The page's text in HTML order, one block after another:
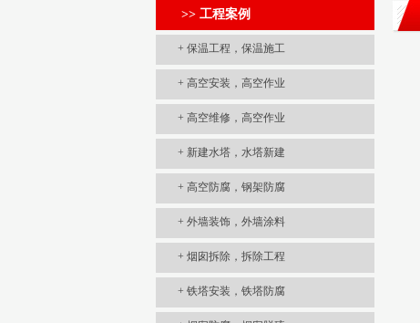
>> 工程案例
+ 保温工程，保温施工
+ 高空安装，高空作业
+ 高空维修，高空作业
+ 新建水塔，水塔新建
+ 高空防腐，钢架防腐
+ 外墙装饰，外墙涂料
+ 烟囱拆除，拆除工程
+ 铁塔安装，铁塔防腐